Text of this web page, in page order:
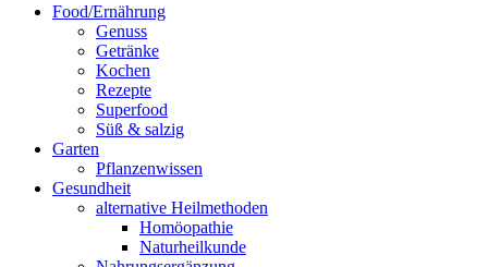
Food/Ernährung
Genuss
Getränke
Kochen
Rezepte
Superfood
Süß & salzig
Garten
Pflanzenwissen
Gesundheit
alternative Heilmethoden
Homöopathie
Naturheilkunde